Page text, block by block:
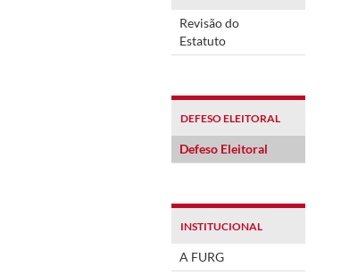
Revisão do
Estatuto
DEFESO ELEITORAL
Defeso Eleitoral
INSTITUCIONAL
A FURG